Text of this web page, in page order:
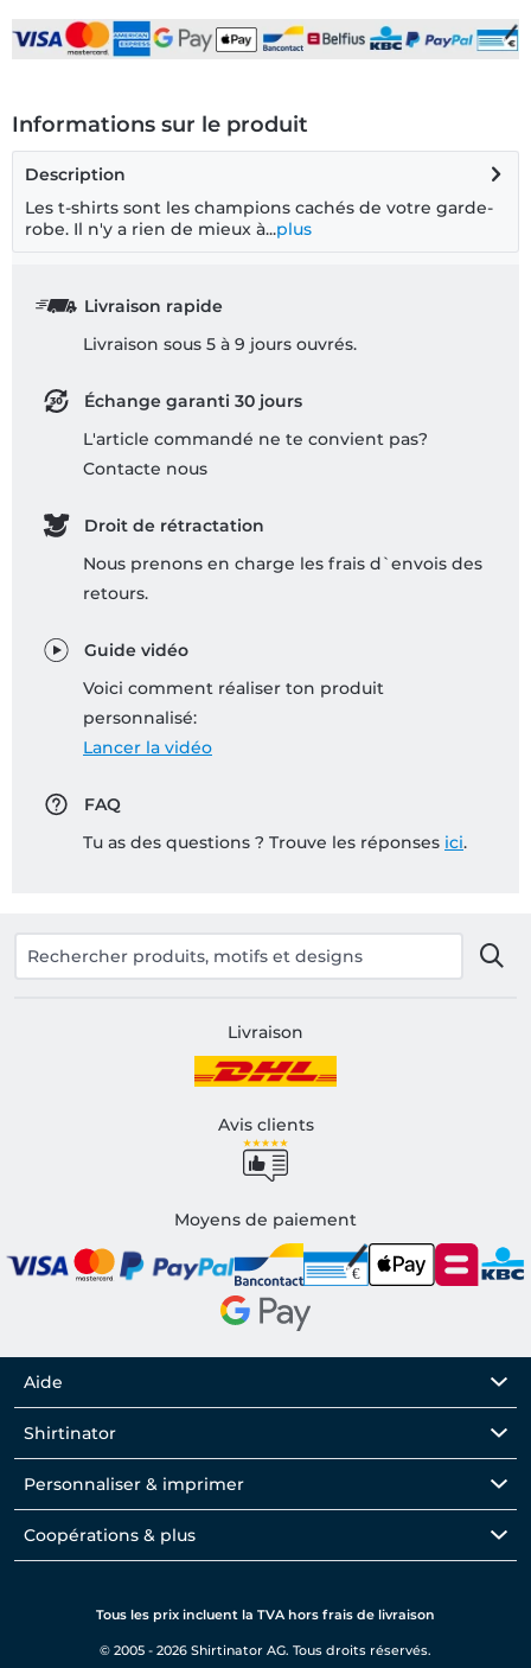
Informations sur le produit
Description
Les t-shirts sont les champions cachés de votre garde-
robe. Il n'y a rien de mieux à...plus
Livraison rapide
Livraison sous 5 à 9 jours ouvrés.
Échange garanti 30 jours
L'article commandé ne te convient pas?
Contacte nous
Droit de rétractation
Nous prenons en charge les frais d`envois des
retours.
Guide vidéo
Voici comment réaliser ton produit
personnalisé:
Lancer la vidéo
FAQ
Tu as des questions ? Trouve les réponses ici.
Livraison
Avis clients
Moyens de paiement
Aide
Shirtinator
Personnaliser & imprimer
Coopérations & plus
Tous les prix incluent la TVA hors frais de livraison
© 2005 - 2026 Shirtinator AG. Tous droits réservés.